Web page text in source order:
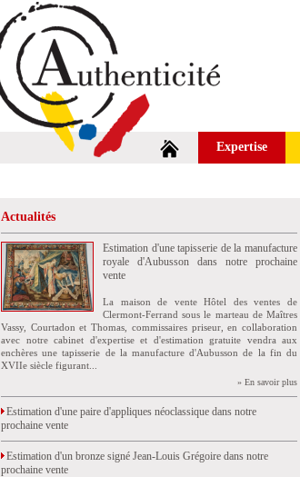
Expertise
Actualités
Estimation d'une tapisserie de la manufacture
royale d'Aubusson dans notre prochaine
vente
La maison de vente Hôtel des ventes de
Clermont-Ferrand sous le marteau de Maîtres
Vassy, Courtadon et Thomas, commissaires priseur, en collaboration
avec notre cabinet d'expertise et d'estimation gratuite vendra aux
enchères une tapisserie de la manufacture d'Aubusson de la fin du
XVIIe siècle figurant...
» En savoir plus
Estimation d'une paire d'appliques néoclassique dans notre
prochaine vente
Estimation d'un bronze signé Jean-Louis Grégoire dans notre
prochaine vente